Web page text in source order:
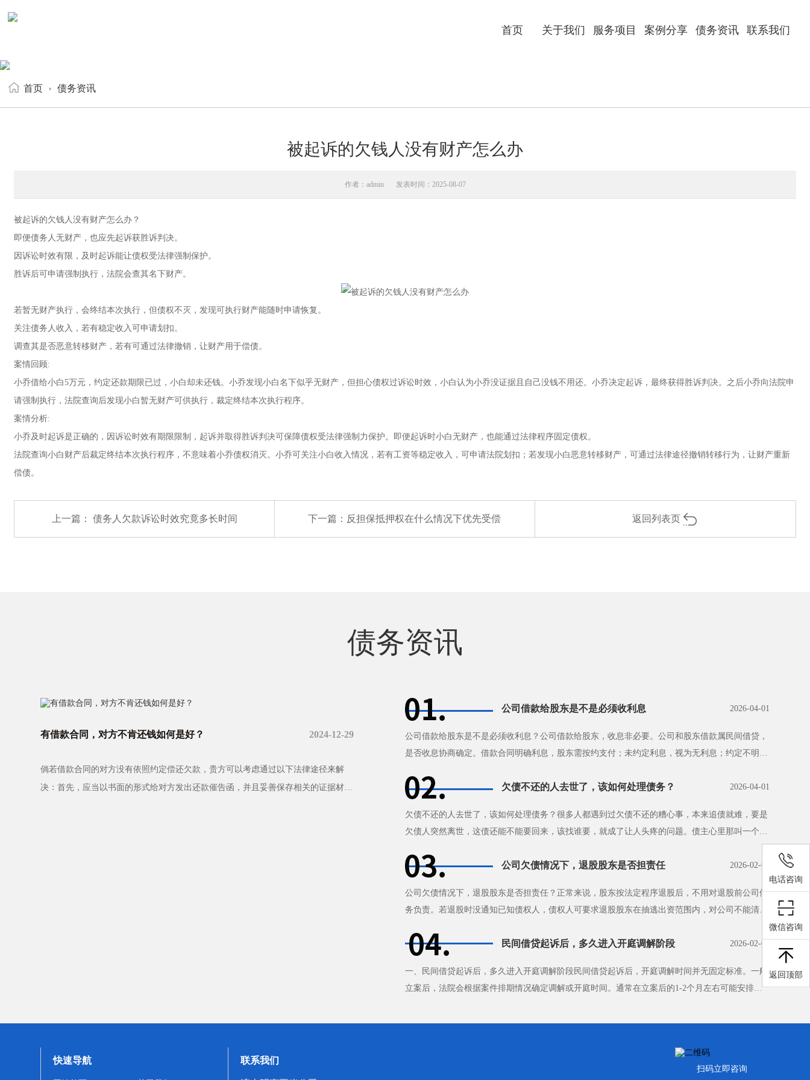
首页 关于我们 服务项目 案例分享 债务资讯 联系我们
首页 债务资讯
被起诉的欠钱人没有财产怎么办
作者：admin 发表时间：2025-08-07
被起诉的欠钱人没有财产怎么办？
即便债务人无财产，也应先起诉获胜诉判决。
因诉讼时效有限，及时起诉能让债权受法律强制保护。
胜诉后可申请强制执行，法院会查其名下财产。
若暂无财产执行，会终结本次执行，但债权不灭，发现可执行财产能随时申请恢复。
关注债务人收入，若有稳定收入可申请划扣。
调查其是否恶意转移财产，若有可通过法律撤销，让财产用于偿债。
案情回顾:
小乔借给小白5万元，约定还款期限已过，小白却未还钱。小乔发现小白名下似乎无财产，但担心债权过诉讼时效，小白认为小乔没证据且自己没钱不用还。小乔决定起诉，最终获得胜诉判决。之后小乔向法院申
请强制执行，法院查询后发现小白暂无财产可供执行，裁定终结本次执行程序。
案情分析:
小乔及时起诉是正确的，因诉讼时效有期限限制，起诉并取得胜诉判决可保障债权受法律强制力保护。即便起诉时小白无财产，也能通过法律程序固定债权。
法院查询小白财产后裁定终结本次执行程序，不意味着小乔债权消灭。小乔可关注小白收入情况，若有工资等稳定收入，可申请法院划扣；若发现小白恶意转移财产，可通过法律途径撤销转移行为，让财产重新
偿债。
上一篇： 债务人欠款诉讼时效究竟多长时间 下一篇： 反担保抵押权在什么情况下优先受偿 返回列表页
债务资讯
2024-12-29
有借款合同，对方不肯还钱如何是好？
倘若借款合同的对方没有依照约定偿还欠款，贵方可以考虑通过以下法律途径来解
决：首先，应当以书面的形式给对方发出还款催告函，并且妥善保存相关的证据材
2026-04-01
公司借款给股东是不是必须收利息
公司借款给股东是不是必须收利息？公司借款给股东，收息非必要。公司和股东借款属民间借贷，
是否收息协商确定。借款合同明确利息，股东需按约支付；未约定利息，视为无利息；约定不明且
2026-04-01
欠债不还的人去世了，该如何处理债务？
欠债不还的人去世了，该如何处理债务？很多人都遇到过欠债不还的糟心事，本来追债就难，要是
欠债人突然离世，这债还能不能要回来，该找谁要，就成了让人头疼的问题。债主心里那叫一个着
2026-02-07
公司欠债情况下，退股股东是否担责任
公司欠债情况下，退股股东是否担责任？正常来说，股东按法定程序退股后，不用对退股前公司债
务负责。若退股时没通知已知债权人，债权人可要求退股股东在抽逃出资范围内，对公司不能清偿
2026-02-07
民间借贷起诉后，多久进入开庭调解阶段
一、民间借贷起诉后，多久进入开庭调解阶段民间借贷起诉后，开庭调解时间并无固定标准。一般
立案后，法院会根据案件排期情况确定调解或开庭时间。通常在立案后的1-2个月左右可能安排调
快速导航 联系我们
扫码立即咨询
电话咨询
微信咨询
返回顶部